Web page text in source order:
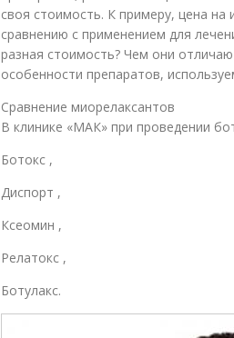
своя стоимость. К примеру, цена
сравнению с применением для
разная стоимость? Чем они
особенности препаратов,
Сравнение миорелаксантов
В клинике «МАК» при проведении
Ботокс ,
Диспорт ,
Ксеомин ,
Релатокс ,
Ботулакс.